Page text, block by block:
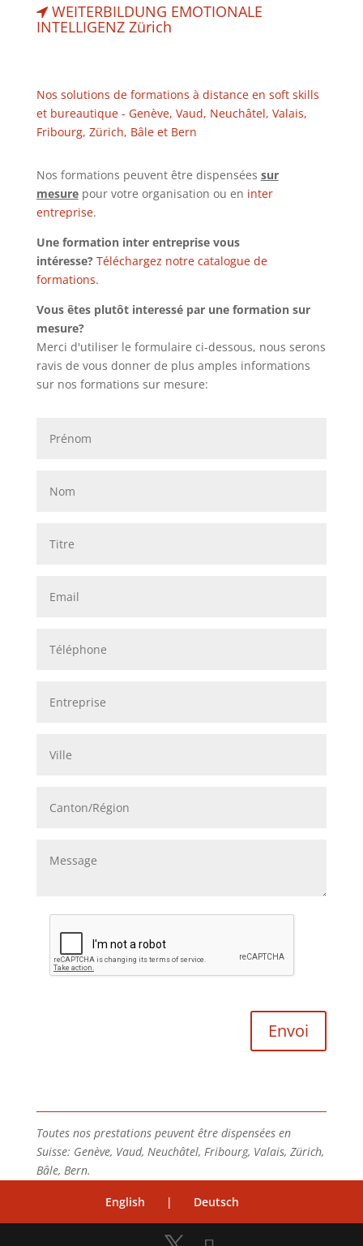
WEITERBILDUNG EMOTIONALE
INTELLIGENZ Zürich
Nos solutions de formations à distance en soft skills
et bureautique - Genève, Vaud, Neuchâtel, Valais,
Fribourg, Zürich, Bâle et Bern
Nos formations peuvent être dispensées sur
mesurepour votre organisation ou en inter
entreprise.
Une formation inter entreprise vous
intéresse? Téléchargez notre catalogue de
formations.
Vous êtes plutôt interessé par une formation sur
mesure?
Merci d'utiliser le formulaire ci-dessous, nous serons
ravis de vous donner de plus amples informations
sur nos formations sur mesure:
Toutes nos prestations peuvent être dispensées en
Suisse: Genève, Vaud, Neuchâtel, Fribourg, Valais, Zürich,
Bâle, Bern.
English | Deutsch